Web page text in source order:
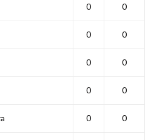
0 0
0 0
0 0
0 0
0 0